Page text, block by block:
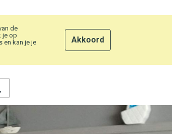
de
je op
en kan je je
Akkoord